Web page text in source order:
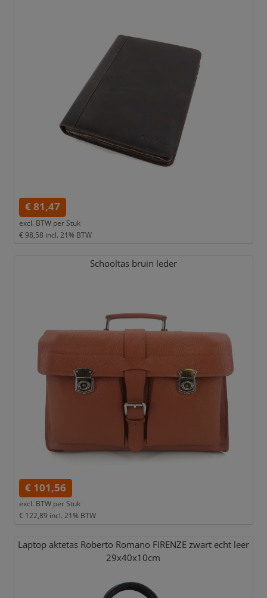
€ 81,47
excl. BTW per Stuk
€ 98,58 incl. 21% BTW
Schooltas bruin leder
€ 101,56
excl. BTW per Stuk
€ 122,89 incl. 21% BTW
Laptop aktetas Roberto Romano FIRENZE zwart echt leer
29x40x10cm